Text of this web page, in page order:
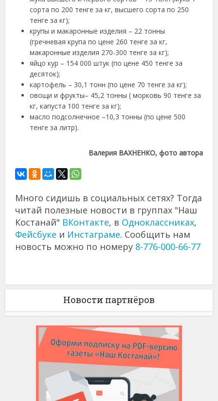
сорта по 200 тенге за кг, высшего сорта по 250
тенге за кг);
крупы и макаронные изделия – 22 тонны
(гречневая крупа по цене 260 тенге за кг,
макаронные изделия 270-300 тенге за кг);
яйцо кур – 154 000 штук (по цене 450 тенге за
десяток);
картофель – 30,1 тонн (по цене 70 тенге за кг);
овощи и фрукты– 45,2 тонны ( морковь 90 тенге за
кг, капуста 100 тенге за кг);
масло подсолнечное –10,3 тонны (по цене 500
тенге за литр).
Валерия ВАХНЕНКО, фото автора
Много сидишь в социальных сетях? Тогда
читай полезные новости в группах "Наш
Костанай" ВКонтакте, в Одноклассниках,
Фейсбуке и Инстаграме. Сообщить нам
новость можно по номеру 8-776-000-66-77
Новости партнёров